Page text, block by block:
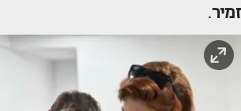
זמיר.